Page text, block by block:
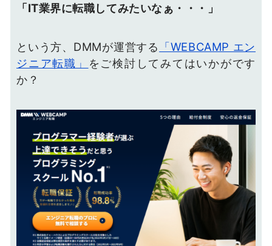
「IT業界に転職してみたいなぁ・・・」
という方、DMMが運営する 「WEBCAMP エン
ジニア転職」
をご検討してみてはいかがです
か？